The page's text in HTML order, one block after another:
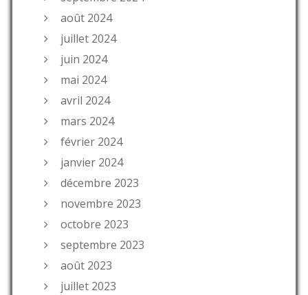
août 2024
juillet 2024
juin 2024
mai 2024
avril 2024
mars 2024
février 2024
janvier 2024
décembre 2023
novembre 2023
octobre 2023
septembre 2023
août 2023
juillet 2023